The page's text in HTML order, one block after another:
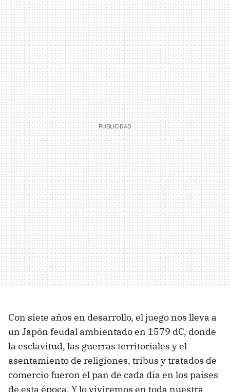
Con siete años en desarrollo, el juego nos lleva a
un Japón feudal ambientado en 1579 dC, donde
la esclavitud, las guerras territoriales y el
asentamiento de religiones, tribus y tratados de
comercio fueron el pan de cada día en los países
de esta época, Y lo viviremos en toda nuestra